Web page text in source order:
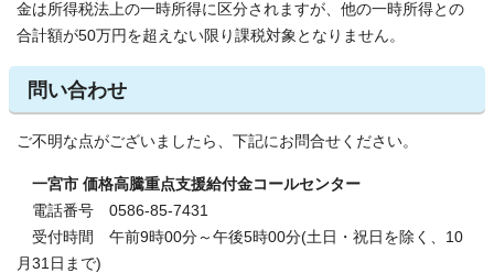
金は所得税法上の一時所得に区分されますが、他の一時所得との
合計額が50万円を超えない限り課税対象となりません。
問い合わせ
ご不明な点がございましたら、下記にお問合せください。
一宮市 価格高騰重点支援給付金コールセンター
電話番号 0586-85-7431
受付時間 午前9時00分～午後5時00分(土日・祝日を除く、10
月31日まで)